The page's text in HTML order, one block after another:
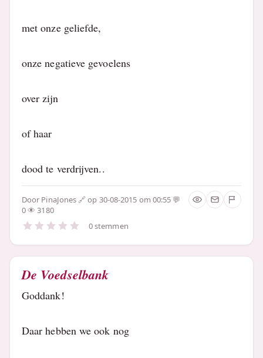
met onze geliefde,
onze negatieve gevoelens
over zijn
of haar
dood te verdrijven..
Door PinaJones
op 30-08-2015 om 00:55
0
3180
0 stemmen
De Voedselbank
Goddank!
Daar hebben we ook nog